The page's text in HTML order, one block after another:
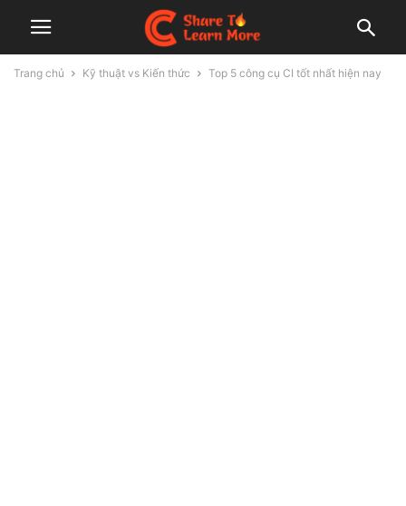
Trang chủ Kỹ thuật vs Kiến thức Top 5 công cụ CI tốt nhất hiện nay